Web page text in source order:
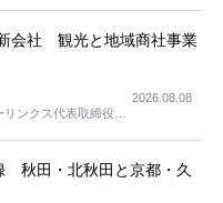
会社 観光と地域商社事業
ンクス代表取締役社
2026.08.08
秋田・北秋田と京都・久